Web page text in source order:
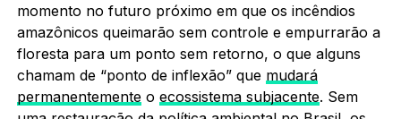
momento no futuro próximo em que os incêndios
amazônicos queimarão sem controle e empurrarão a
floresta para um ponto sem retorno, o que alguns
chamam de “ponto de inflexão” que mudará
permanentementeo ecossistema subjacente. Sem